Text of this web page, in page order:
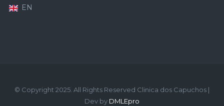
EN
© Copyright 2025. All Rights Reserved Clinica dos Capuchos |
Dev by DMLEpro